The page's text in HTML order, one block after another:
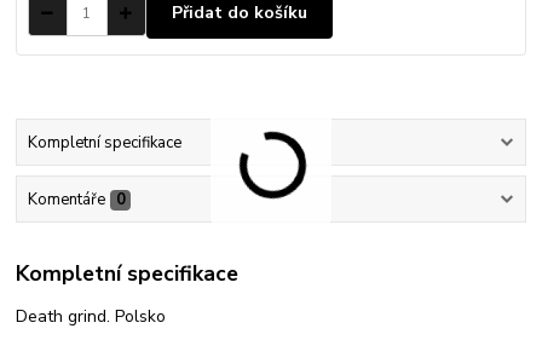
Přidat do košíku
Kompletní specifikace
Komentáře 0
Kompletní specifikace
Death grind. Polsko